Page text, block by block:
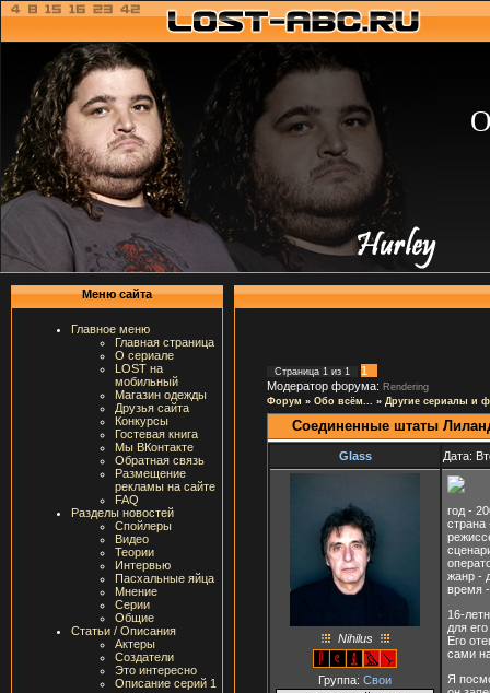
Меню сайта
Главное меню
Главная страница
О сериале
LOST на
мобильный
Магазин одежды
Друзья сайта
Конкурсы
Гостевая книга
Мы ВКонтакте
Обратная связь
Размещение
рекламы на сайте
FAQ
Разделы новостей
Спойлеры
Видео
Теории
Интервью
Пасхальные яйца
Мнение
Серии
Общие
Статьи / Описания
Актеры
Создатели
Это интересно
Описание серий 1
Страница 1 из 1
1
Модератор форума: Rendering
Форум » Обо всём... » Другие сериалы и
Соединенные штаты
Glass Дата:
Nihilus
Группа: Свои
год -
жанр -
время
16-
для
Его
сами
Я